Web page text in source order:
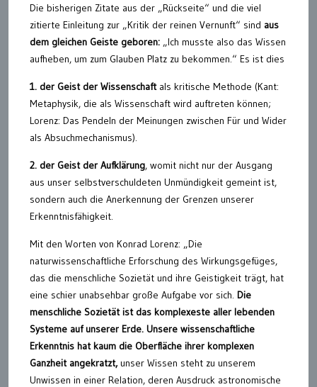
Die bisherigen Zitate aus der „Rückseite“ und die viel
zitierte Einleitung zur „Kritik der reinen Vernunft“ sind aus
dem gleichen Geiste geboren: „Ich musste also das Wissen
aufheben, um zum Glauben Platz zu bekommen.“ Es ist dies
1. der Geist der Wissenschaftals kritische Methode (Kant:
Metaphysik, die als Wissenschaft wird auftreten können;
Lorenz: Das Pendeln der Meinungen zwischen Für und Wider
als Absuchmechanismus).
2. der Geist der Aufklärung, womit nicht nur der Ausgang
aus unser selbstverschuldeten Unmündigkeit gemeint ist,
sondern auch die Anerkennung der Grenzen unserer
Erkenntnisfähigkeit.
Mit den Worten von Konrad Lorenz: „Die
naturwissenschaftliche Erforschung des Wirkungsgefüges,
das die menschliche Sozietät und ihre Geistigkeit trägt, hat
eine schier unabsehbar große Aufgabe vor sich. Die
menschliche Sozietät ist das komplexeste aller lebenden
Systeme auf unserer Erde. Unsere wissenschaftliche
Erkenntnis hat kaum die Oberfläche ihrer komplexen
Ganzheit angekratzt,unser Wissen steht zu unserem
Unwissen in einer Relation, deren Ausdruck astronomische